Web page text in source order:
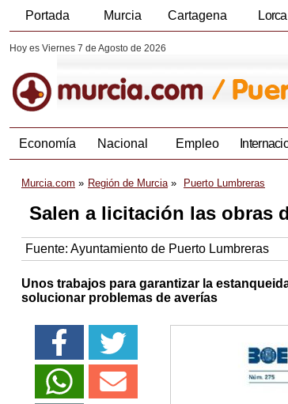
Portada Murcia Cartagena Lorca
Hoy es Viernes 7 de Agosto de 2026
Economía Nacional Empleo
Murcia.com Región de Murcia Puerto Lumbreras
Salen a licitación las obras
Fuente: Ayuntamiento de Puerto Lumbreras
Unos trabajos para garantizar la
solucionar problemas de averías